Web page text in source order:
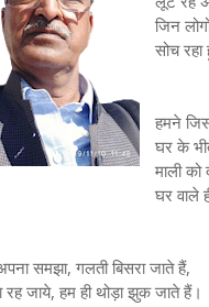
जिन
सोच रहा
हमने
घर के
माली
घर वाले
समझा, गलती बिसरा जाते हैं,
रह जाये, हम ही थोड़ा झुक जाते हैं।